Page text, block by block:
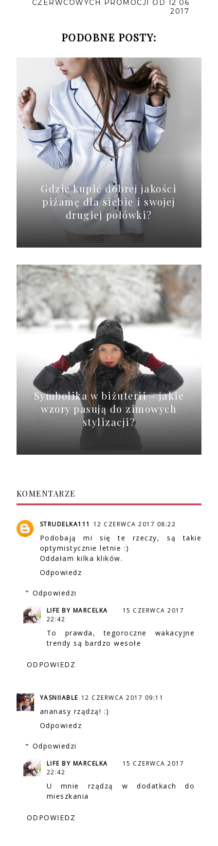
CZERWCOWYCH PROMOCJI OD 12 06
2017
PODOBNE POSTY:
Gdzie kupić dobrej jakości
piżamę dla siebie i swojej
drugiej połówki?
Symbolika w biżuterii – jakie
wzory pasują do zimowych
stylizacji?
KOMENTARZE
STRUDELKA111 12 CZERWCA 2017 08:22
Podobają mi się te rzeczy, są takie
optymistycznie letnie :)
Oddałam kilka klików.
Odpowiedz
Odpowiedzi
LIFE BY MARCELKA
15 CZERWCA 2017
22:42
To prawda, tegoroczne wakacyjne
trendy są bardzo wesołe
ODPOWIEDZ
YASNIIABLE 12 CZERWCA 2017 09:11
ananasy rządzą! :)
Odpowiedz
Odpowiedzi
LIFE BY MARCELKA
15 CZERWCA 2017
22:42
U mnie rządzą w dodatkach do
mieszkania
ODPOWIEDZ